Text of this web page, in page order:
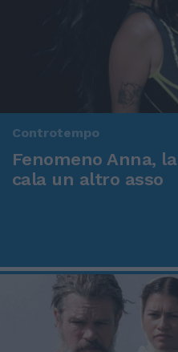
Controtempo
Fenomeno Anna,
cala un altro asso